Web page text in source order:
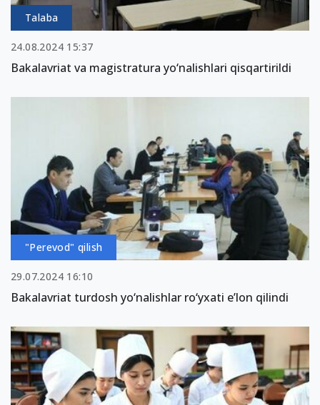
Talaba
24.08.2024 15:37
Bakalavriat va magistratura yo‘nalishlari qisqartirildi
"Perevod" qilish
29.07.2024 16:10
Bakalavriat turdosh yo‘nalishlar ro‘yxati e’lon qilindi